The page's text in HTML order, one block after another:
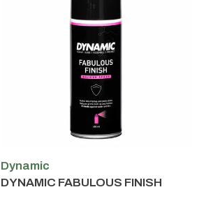
Dynamic
DYNAMIC FABULOUS FINISH